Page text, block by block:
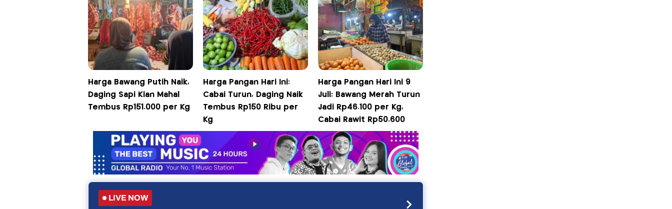
Harga Bawang Putih Naik,
Daging Sapi Kian Mahal
Tembus Rp151.000 per Kg
Harga Pangan Hari Ini:
Cabai Turun, Daging Naik
Tembus Rp150 Ribu per
Kg
Harga Pangan Hari Ini 9
Juli: Bawang Merah Turun
Jadi Rp46.100 per Kg,
Cabai Rawit Rp50.600
LIVE NOW